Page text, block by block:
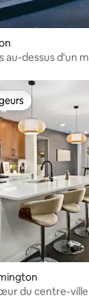
au-dessus d'un
du centre-